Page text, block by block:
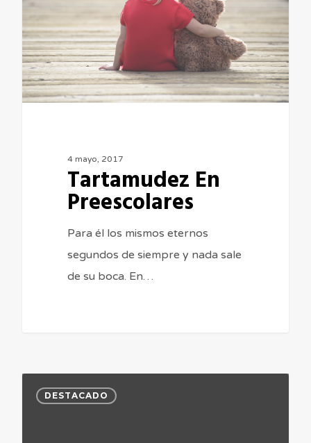
4 mayo, 2017
Tartamudez En
Preescolares
Para él los mismos eternos
segundos de siempre y nada sale
de su boca. En…
Hijo
DESTACADO